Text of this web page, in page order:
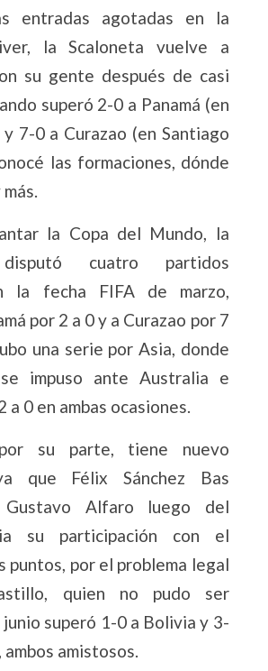
entradas agotadas en la
la Scaloneta vuelve a
su gente después de casi
superó 2-0 a Panamá (en
7-0 a Curazao (en Santiago
las formaciones, dónde
la Copa del Mundo, la
cuatro partidos
la fecha FIFA de marzo,
por 2 a 0 y a Curazao por 7
una serie por Asia, donde
impuso ante Australia e
a 0 en ambas ocasiones.
su parte, tiene nuevo
que Félix Sánchez Bas
Gustavo Alfaro luego del
su participación con el
puntos, por el problema legal
quien no pudo ser
junio superó 1-0 a Bolivia y 3-
ambos amistosos.